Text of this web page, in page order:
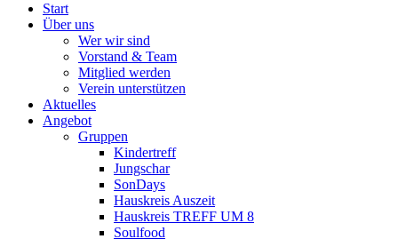
Start
Über uns
Wer wir sind
Vorstand & Team
Mitglied werden
Verein unterstützen
Aktuelles
Angebot
Gruppen
Kindertreff
Jungschar
SonDays
Hauskreis Auszeit
Hauskreis TREFF UM 8
Soulfood